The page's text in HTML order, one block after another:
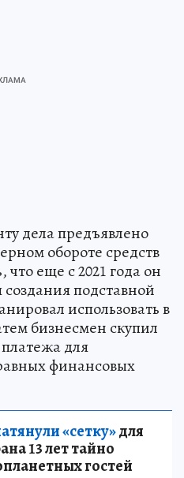
дела предъявлено
обороте средств
еще с 2021 года он
подставной
использовать в
бизнесмен скупил
для
финансовых
«сетку»для
13 лет тайно
гостей